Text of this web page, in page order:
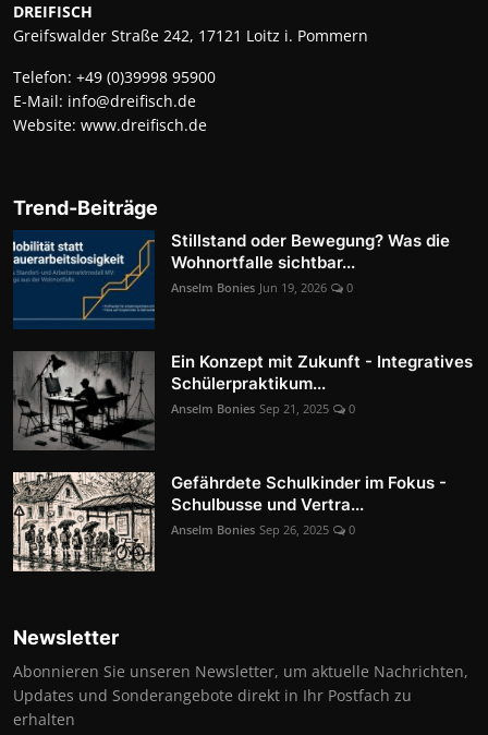
DREIFISCH
Greifswalder Straße 242, 17121 Loitz i. Pommern
Telefon: +49 (0)39998 95900
E-Mail: info@dreifisch.de
Website: www.dreifisch.de
Trend-Beiträge
Stillstand oder Bewegung? Was die
Wohnortfalle sichtbar...
Anselm Bonies Jun 19, 2026 0
Ein Konzept mit Zukunft - Integratives
Schülerpraktikum...
Anselm Bonies Sep 21, 2025 0
Gefährdete Schulkinder im Fokus -
Schulbusse und Vertra...
Anselm Bonies Sep 26, 2025 0
Newsletter
Abonnieren Sie unseren Newsletter, um aktuelle Nachrichten,
Updates und Sonderangebote direkt in Ihr Postfach zu
erhalten